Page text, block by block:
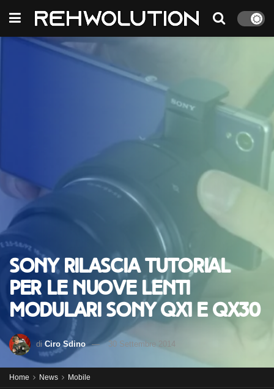
Sony rilascia tutorial
per le nuove lenti
modulari Sony QX1 e QX30
di Ciro Sdino 30 Settembre 2014
Home News Mobile